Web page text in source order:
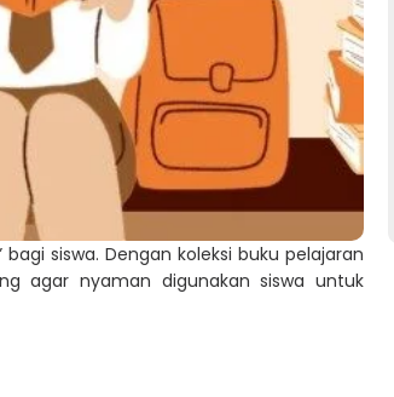
siswa. Dengan koleksi buku pelajaran
agar nyaman digunakan siswa untuk